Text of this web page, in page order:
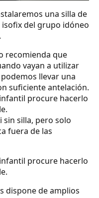
una silla de
del grupo idóneo
recomienda que
vayan a utilizar
llevar una
suficiente antelación.
procure hacerlo
sin silla, pero solo
fuera de las
procure hacerlo
dispone de amplios